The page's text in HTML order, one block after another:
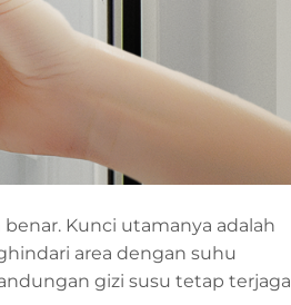
Kunci utamanya adalah
area dengan suhu
gizi susu tetap terjaga